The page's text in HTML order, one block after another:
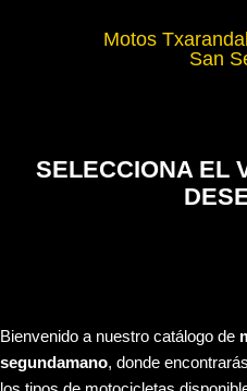
Motos
San
SELECCIONA EL
Bienvenido a nuestro catálogo de
segundamano, donde